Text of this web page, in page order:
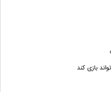
بازی کند